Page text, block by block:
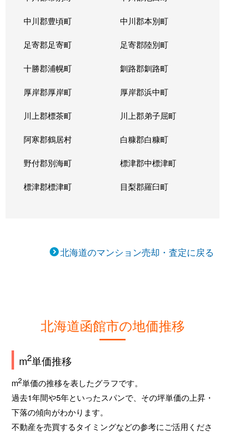
中川郡豊頃町 中川郡本別町
足寄郡足寄町 足寄郡陸別町
十勝郡浦幌町 釧路郡釧路町
厚岸郡厚岸町 厚岸郡浜中町
川上郡標茶町 川上郡弟子屈町
阿寒郡鶴居村 白糠郡白糠町
野付郡別海町 標津郡中標津町
標津郡標津町 目梨郡羅臼町
北海道のマンション売却・査定に戻る
北海道函館市の地価推移
m2単価推移
m2単価の推移を表したグラフです。
過去1年間や5年といったスパンで、その坪単価の上昇・
下落の傾向がわかります。
不動産を売買するタイミングなどの参考にご活用くださ